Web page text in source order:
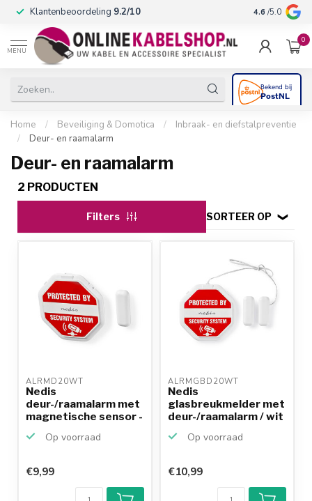
Klantenbeoordeling 9.2/10 Op
in huis
4.6 /5.0
MENU
0
Home / Beveiliging & Domotica /
Inbraak- en diefstalpreventie
/
Deur- en raamalarm
Deur- en raamalarm
2 PRODUCTEN
Filters SORTEER OP
ALRMD20WT
Nedis
deur-/raamalarm met
magnetische sensor -
Op voorraad
€9,99
ALRMGBD20WT
Nedis
glasbreukmelder met
deur-/raamalarm / wit
Op voorraad
€10,99